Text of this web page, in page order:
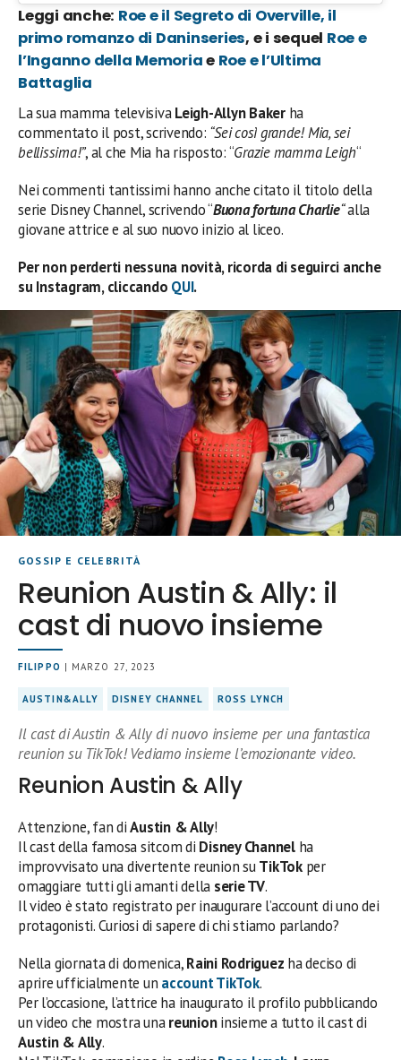
Leggi anche: Roe e il Segreto di Overville, il
primo romanzo di Daninseries, e i sequel Roe e
l’Inganno della Memoriae Roe e l’Ultima
Battaglia
La sua mamma televisivaLeigh-Allyn Bakerha
commentato il post, scrivendo: “Sei così grande! Mia, sei
bellissima!”, al che Mia ha risposto: “Grazie mamma Leigh“
Nei commenti tantissimi hanno anche citato il titolo della
serie Disney Channel, scrivendo “Buona fortuna Charlie“alla
giovane attrice e al suo nuovo inizio al liceo.
Per non perderti nessuna novità, ricorda di seguirci anche
su Instagram, cliccando QUI.
GOSSIP E CELEBRITÀ
Reunion Austin & Ally: il
cast di nuovo insieme
FILIPPO | MARZO 27, 2023
AUSTIN&ALLY DISNEY CHANNEL ROSS LYNCH
Il cast di Austin & Ally di nuovo insieme per una fantastica
reunion su TikTok! Vediamo insieme l’emozionante video.
Reunion Austin & Ally
Attenzione, fan diAustin & Ally!
Il cast della famosa sitcom di Disney Channelha
improvvisato una divertente reunion suTikTokper
omaggiare tutti gli amanti della serie TV.
Il video è stato registrato per inaugurare l’account di uno dei
protagonisti. Curiosi di sapere di chi stiamo parlando?
Nella giornata di domenica,Raini Rodriguez ha deciso di
aprire ufficialmente un accountTikTok.
Per l’occasione, l’attrice ha inaugurato il profilo pubblicando
un video che mostra unareunioninsieme a tutto il cast di
Austin & Ally.